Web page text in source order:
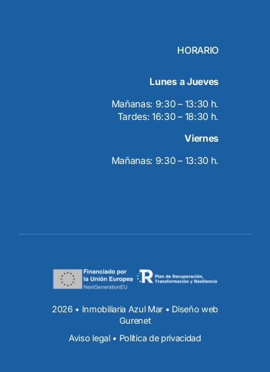
HORARIO
Lunes a Jueves
Mañanas: 9:30 – 13:30 h.
Tardes: 16:30 – 18:30 h.
Viernes
Mañanas: 9:30 – 13:30 h.
2026 • Inmobiliaria Azul Mar • Diseño web
Gurenet
Aviso legal• Política de privacidad